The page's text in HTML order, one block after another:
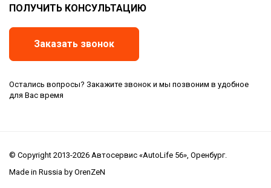
ПОЛУЧИТЬ КОНСУЛЬТАЦИЮ
Заказать звонок
Остались вопросы? Закажите звонок и мы позвоним в удобное
для Вас время
© Copyright 2013-2026 Автосервис «AutoLife 56», Оренбург.
Made in Russia by OrenZeN